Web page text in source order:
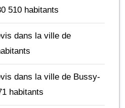
510 habitants
dans la ville de
dans la ville de Bussy-
habitants